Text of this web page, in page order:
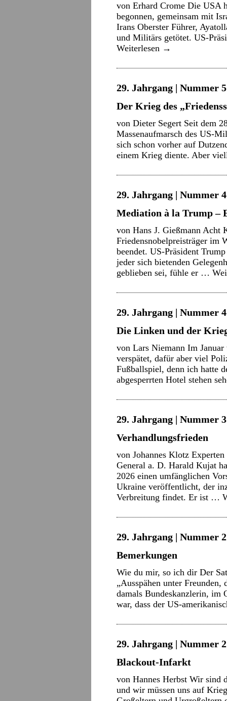
von Erhard Crome Die USA
begonnen, gemeinsam mit
Irans Oberster Führer,
und Militärs getötet. US-
Weiterlesen →
29. Jahrgang | Nummer
Der Krieg des
von Dieter Segert Seit dem
Massenaufmarsch des US-
sich schon vorher auf
einem Krieg diente. Aber
29. Jahrgang | Nummer
Mediation à la Trump –
von Hans J. Gießmann Acht
Friedensnobelpreisträger im
beendet. US-Präsident
jeder sich bietenden
geblieben sei, fühle er …
29. Jahrgang | Nummer
Die Linken und der
von Lars Niemann Im
verspätet, dafür aber viel
Fußballspiel, denn ich hatte
abgesperrten Hotel stehen
29. Jahrgang | Nummer
Verhandlungsfrieden
von Johannes Klotz
General a. D. Harald Kujat
2026 einen umfänglichen
Ukraine veröffentlicht, der
Verbreitung findet. Er ist …
29. Jahrgang | Nummer
Bemerkungen
Wie du mir, so ich dir Der
„Ausspähen unter
damals Bundeskanzlerin, im
war, dass der US-
29. Jahrgang | Nummer
Blackout-Infarkt
von Hannes Herbst Wir
und wir müssen uns auf